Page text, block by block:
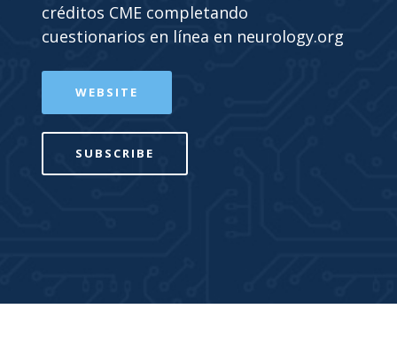
créditos CME completando
cuestionarios en línea en neurology.org
WEBSITE
SUBSCRIBE